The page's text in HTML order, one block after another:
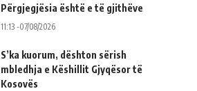
Përgjegjësia është e të gjithëve
11:13 -07/08/2026
S’ka kuorum, dështon sërish
mbledhja e Këshillit Gjyqësor të
Kosovës